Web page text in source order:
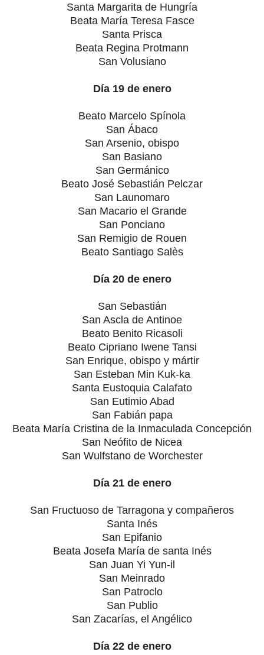
Santa Margarita de Hungría
Beata María Teresa Fasce
Santa Prisca
Beata Regina Protmann
San Volusiano
Día 19 de enero
Beato Marcelo Spínola
San Ábaco
San Arsenio, obispo
San Basiano
San Germánico
Beato José Sebastián Pelczar
San Launomaro
San Macario el Grande
San Ponciano
San Remigio de Rouen
Beato Santiago Salès
Día 20 de enero
San Sebastián
San Ascla de Antinoe
Beato Benito Ricasoli
Beato Cipriano Iwene Tansi
San Enrique, obispo y mártir
San Esteban Min Kuk-ka
Santa Eustoquia Calafato
San Eutimio Abad
San Fabián papa
Beata María Cristina de la Inmaculada Concepción
San Neófito de Nicea
San Wulfstano de Worchester
Día 21 de enero
San Fructuoso de Tarragona y compañeros
Santa Inés
San Epifanio
Beata Josefa María de santa Inés
San Juan Yi Yun-il
San Meinrado
San Patroclo
San Publio
San Zacarías, el Angélico
Día 22 de enero